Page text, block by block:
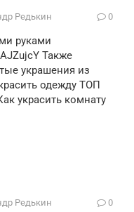
Редькин 0
руками
Также
украшения из
одежду ТОП
украсить комнату
Редькин 0